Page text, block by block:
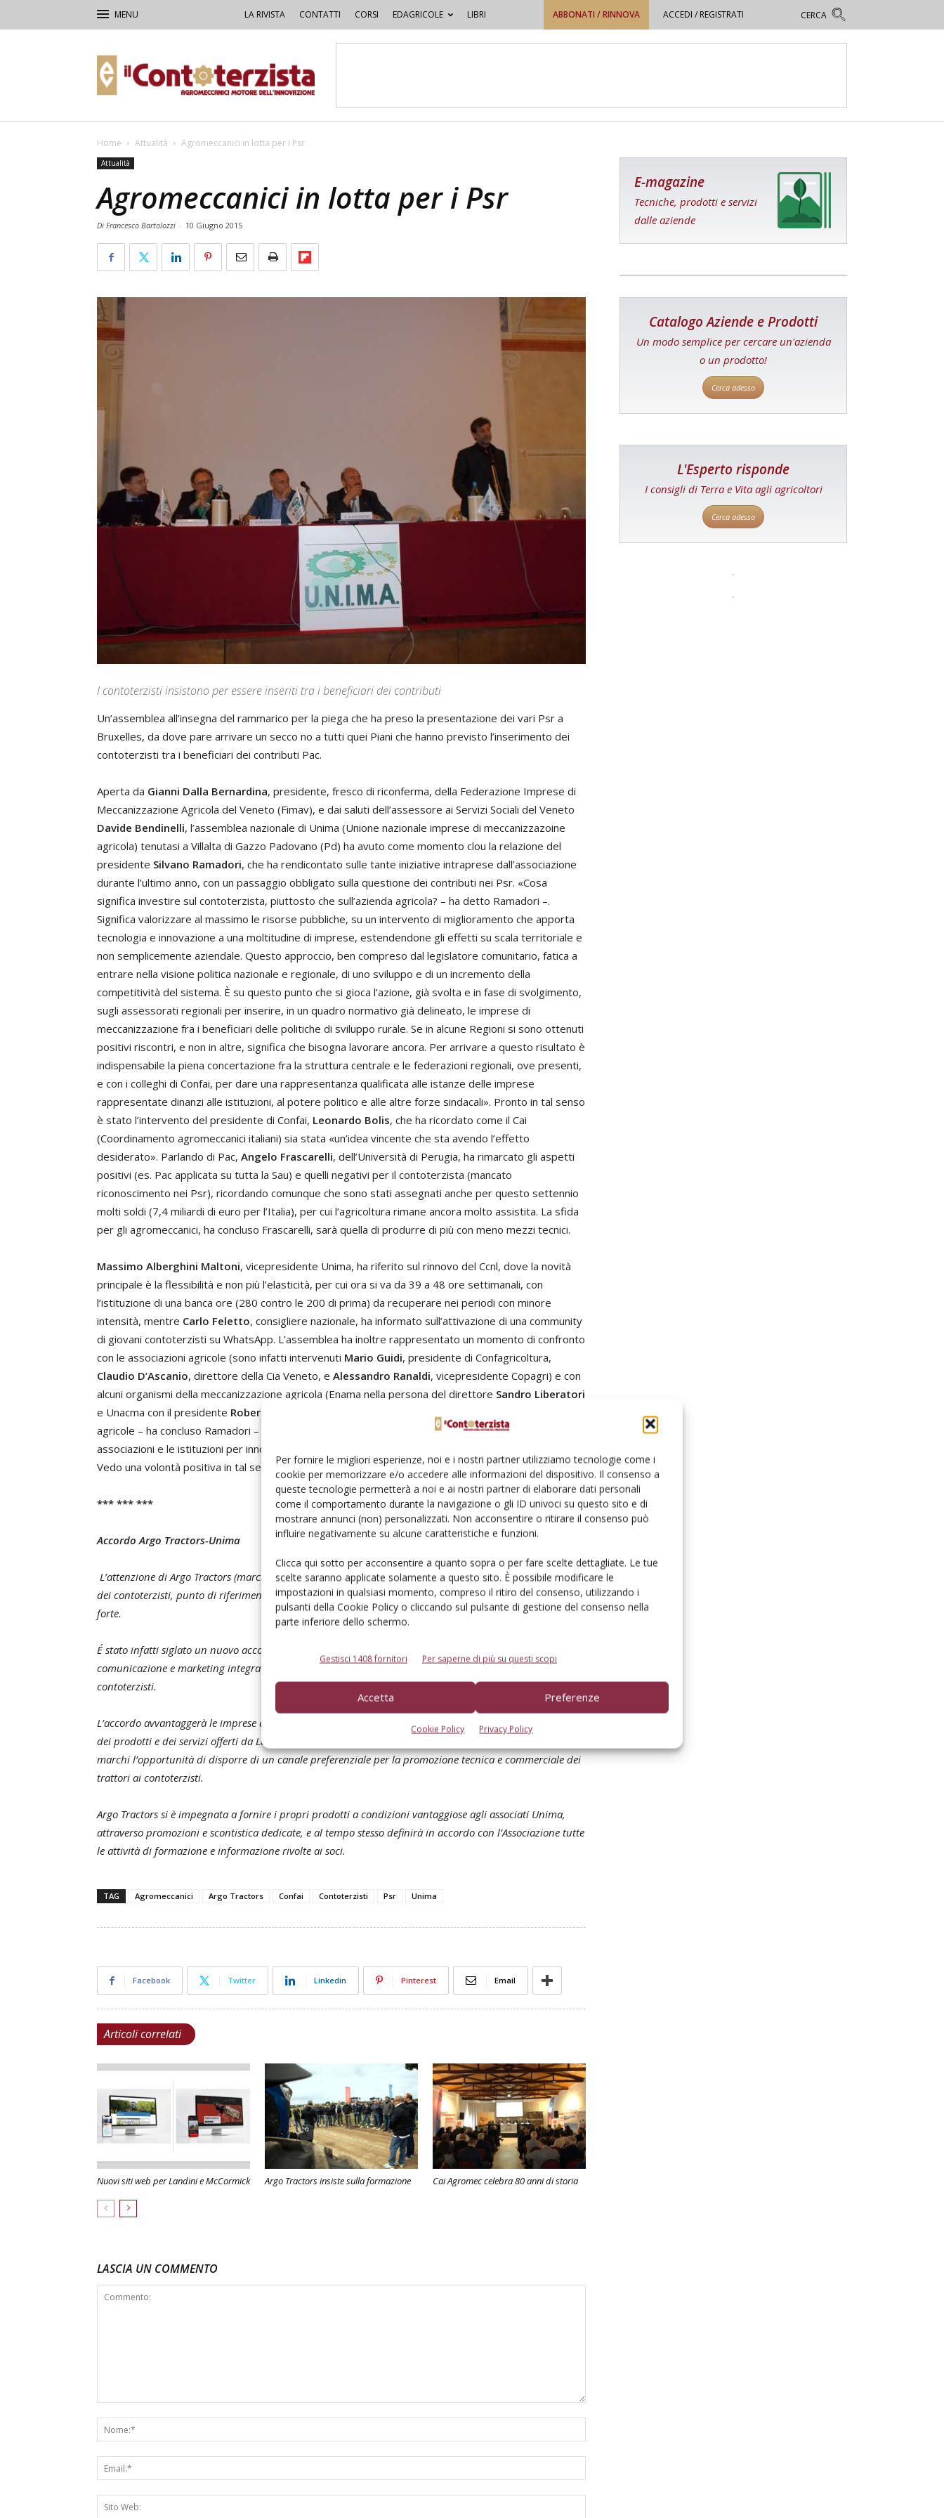
Per fornire le migliori esperienze, noi e i nostri partner utilizziamo tecnologie come i
cookie per memorizzare e/o accedere alle informazioni del dispositivo. Il consenso a
queste tecnologie permetterà a noi e ai nostri partner di elaborare dati personali
come il comportamento durante la navigazione o gli ID univoci su questo sito e di
mostrare annunci (non) personalizzati. Non acconsentire o ritirare il consenso può
influire negativamente su alcune caratteristiche e funzioni.
Clicca qui sotto per acconsentire a quanto sopra o per fare scelte dettagliate. Le tue
scelte saranno applicate solamente a questo sito. È possibile modificare le
impostazioni in qualsiasi momento, compreso il ritiro del consenso, utilizzando i
pulsanti della Cookie Policy o cliccando sul pulsante di gestione del consenso nella
parte inferiore dello schermo.
Gestisci 1408 fornitori Per saperne di più su questi scopi
Accetta Preferenze
Cookie Policy Privacy Policy
LA RIVISTA CONTATTI CORSI EDAGRICOLE LIBRI ABBONATI / RINNOVA ACCEDI / REGISTRATI
Contoterzista
Home Attualità Agromeccanici in lotta per i Psr
Attualità
Agromeccanici in lotta per i Psr
Di Francesco Bartolozzi - 10 Giugno 2015
I contoterzisti insistono per essere inseriti tra i beneficiari dei contributi
Un’assemblea all’insegna del rammarico per la piega che ha preso la presentazione dei vari Psr a
Bruxelles, da dove pare arrivare un secco no a tutti quei Piani che hanno previsto l’inserimento dei
contoterzisti tra i beneficiari dei contributi Pac.
Aperta da Gianni Dalla Bernardina, presidente, fresco di riconferma, della Federazione Imprese di
Meccanizzazione Agricola del Veneto (Fimav), e dai saluti dell’assessore ai Servizi Sociali del Veneto
Davide Bendinelli, l’assemblea nazionale di Unima (Unione nazionale imprese di meccanizzazoine
agricola) tenutasi a Villalta di Gazzo Padovano (Pd) ha avuto come momento clou la relazione del
presidente Silvano Ramadori, che ha rendicontato sulle tante iniziative intraprese dall’associazione
durante l’ultimo anno, con un passaggio obbligato sulla questione dei contributi nei Psr. «Cosa
significa investire sul contoterzista, piuttosto che sull’azienda agricola? – ha detto Ramadori –.
Significa valorizzare al massimo le risorse pubbliche, su un intervento di miglioramento che apporta
tecnologia e innovazione a una moltitudine di imprese, estendendone gli effetti su scala territoriale e
non semplicemente aziendale. Questo approccio, ben compreso dal legislatore comunitario, fatica a
entrare nella visione politica nazionale e regionale, di uno sviluppo e di un incremento della
competitività del sistema. È su questo punto che si gioca l’azione, già svolta e in fase di svolgimento,
sugli assessorati regionali per inserire, in un quadro normativo già delineato, le imprese di
meccanizzazione fra i beneficiari delle politiche di sviluppo rurale. Se in alcune Regioni si sono ottenuti
positivi riscontri, e non in altre, significa che bisogna lavorare ancora. Per arrivare a questo risultato è
indispensabile la piena concertazione fra la struttura centrale e le federazioni regionali, ove presenti,
e con i colleghi di Confai, per dare una rappresentanza qualificata alle istanze delle imprese
rappresentate dinanzi alle istituzioni, al potere politico e alle altre forze sindacali». Pronto in tal senso
è stato l’intervento del presidente di Confai, Leonardo Bolis, che ha ricordato come il Cai
(Coordinamento agromeccanici italiani) sia stata «un’idea vincente che sta avendo l’effetto
desiderato». Parlando di Pac, Angelo Frascarelli, dell’Università di Perugia, ha rimarcato gli aspetti
positivi (es. Pac applicata su tutta la Sau) e quelli negativi per il contoterzista (mancato
riconoscimento nei Psr), ricordando comunque che sono stati assegnati anche per questo settennio
molti soldi (7,4 miliardi di euro per l’Italia), per cui l’agricoltura rimane ancora molto assistita. La sfida
per gli agromeccanici, ha concluso Frascarelli, sarà quella di produrre di più con meno mezzi tecnici.
Massimo Alberghini Maltoni, vicepresidente Unima, ha riferito sul rinnovo del Ccnl, dove la novità
principale è la flessibilità e non più l’elasticità, per cui ora si va da 39 a 48 ore settimanali, con
l’istituzione di una banca ore (280 contro le 200 di prima) da recuperare nei periodi con minore
intensità, mentre Carlo Feletto, consigliere nazionale, ha informato sull’attivazione di una community
di giovani contoterzisti su WhatsApp. L’assemblea ha inoltre rappresentato un momento di confronto
con le associazioni agricole (sono infatti intervenuti Mario Guidi, presidente di Confagricoltura,
Claudio D’Ascanio, direttore della Cia Veneto, e Alessandro Ranaldi, vicepresidente Copagri) e con
alcuni organismi della meccanizzazione agricola (Enama nella persona del direttore Sandro Liberatori
e Unacma con il presidente Roberto Rinaldin
agricole – ha concluso Ramadori – ed è nostra intenzione stipulare un protocollo d’intesa con le
associazioni e le istituzioni per innovare e sviluppare il sistema agricolo, in cui tutti stiamo lavorando.
Vedo una volontà positiva in tal senso e questo mi fa piacere».
*** *** ***
Accordo Argo Tractors-Unima
L’attenzione di Argo Tractors (marchi Landini, Mc-Cormick e Valpadana) per la categoria professionale
dei contoterzisti, punto di riferimento del mondo agricolo per i servizi di meccanizzazione, è sempre più
forte.
É stato infatti siglato un nuovo accordo con Unima che prevede lo sviluppo di specifiche attività di
comunicazione e marketing integrate tra le due realtà e ha l’obiettivo di creare nuove opportunità per i
contoterzisti.
L’accordo avvantaggerà le imprese agromeccaniche associate Unima in termini di maggior conoscenza
dei prodotti e dei servizi offerti da Landini e Mc-Cormick, oltre ad offrire ai concessionari dei singoli
marchi l’opportunità di disporre di un canale preferenziale per la promozione tecnica e commerciale dei
trattori ai contoterzisti.
Argo Tractors si è impegnata a fornire i propri prodotti a condizioni vantaggiose agli associati Unima,
attraverso promozioni e scontistica dedicate, e al tempo stesso definirà in accordo con l’Associazione tutte
le attività di formazione e informazione rivolte ai soci.
TAG Agromeccanici Argo Tractors Confai Contoterzisti Psr Unima
Facebook Twitter Linkedin Pinterest Email
Articoli correlati
Nuovi siti web per Landini e McCormick Argo Tractors insiste sulla formazione Cai Agromec celebra 80 anni di storia
LASCIA UN COMMENTO
E-magazine
Tecniche, prodotti e servizi
dalle aziende
Catalogo Aziende e Prodotti
Un modo semplice per cercare un'azienda
o un prodotto!
Cerca adesso
L'Esperto risponde
I consigli di Terra e Vita agli agricoltori
Cerca adesso